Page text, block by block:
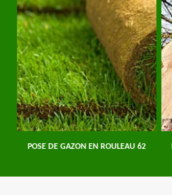
POSE DE GAZON EN ROULEAU 62